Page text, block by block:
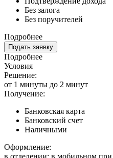
Без залога
Без поручителей
Подробнее
Подать заявку
Подробнее
Условия
Решение:
от 1 минуты до 2 минут
Получение:
Банковская карта
Банковский счет
Наличными
Оформление:
в отделении; в мобильном